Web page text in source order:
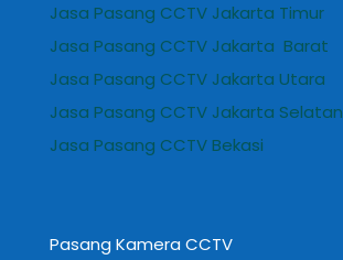
Jasa Pasang CCTV Jakarta Timur
Jasa Pasang CCTV Jakarta Barat
Jasa Pasang CCTV Jakarta Utara
Jasa Pasang CCTV Jakarta Selatan
Jasa Pasang CCTV Bekasi
Pasang Kamera CCTV